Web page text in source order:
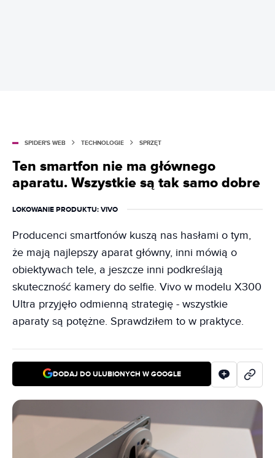
SPIDER'S WEB TECHNOLOGIE SPRZĘT
Ten smartfon nie ma głównego
aparatu. Wszystkie są tak samo dobre
LOKOWANIE PRODUKTU: VIVO
Producenci smartfonów kuszą nas hasłami o tym,
że mają najlepszy aparat główny, inni mówią o
obiektywach tele, a jeszcze inni podkreślają
skuteczność kamery do selfie. Vivo w modelu X300
Ultra przyjęło odmienną strategię - wszystkie
aparaty są potężne. Sprawdziłem to w praktyce.
DODAJ DO ULUBIONYCH W GOOGLE